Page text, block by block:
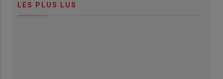
LES PLUS LUS